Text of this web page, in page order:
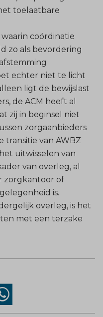
toelaatbare
coördinatie
zo als bevordering
echter niet te licht
ligt de bewijslast
de ACM heeft al
zij in beginsel niet
zorgaanbieders
transitie van AWBZ
uitwisselen van
van overleg, al
zorgkantoor of
is.
overleg, is het
met een terzake